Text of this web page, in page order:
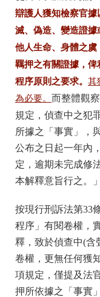
辯護人獲知檢察官
滅、偽造、變造證
他人生命、身體之
羈押之有關證據，
程序原則之要求。 其
為必要。 而整體觀
規定，偵查中之犯
所據之「事實」，
公布之日起一年內
定，逾期未完成修
本解釋意旨行之。」
按現行刑訴法第33
程序」有閱卷權，
釋，致於偵查中(含
卷權，更無任何獲
項規定，僅提及法
押所依據之「事實